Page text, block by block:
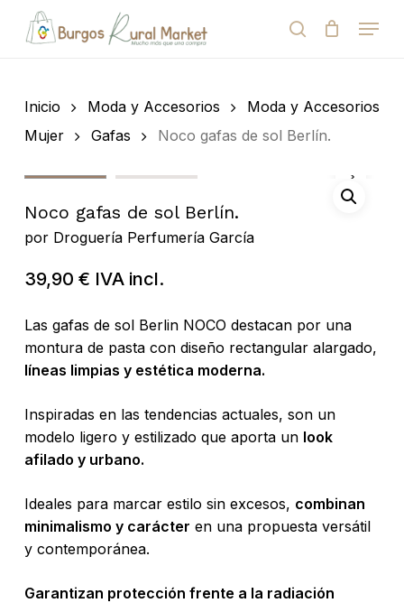
de
search
Menu
Cart
Inicio Moda y Accesorios
Moda y Accesorios
Mujer
Gafas Noco gafas de sol Berlín.
Noco gafas de sol Berlín.
por Droguería Perfumería García
39,90 € IVA incl.
Las gafas de sol Berlin NOCO destacan por una
montura de pasta con diseño rectangular alargado,
líneas limpias y estética moderna.
Inspiradas en las tendencias actuales, son un
modelo ligero y estilizado que aporta un look
afilado y urbano.
Ideales para marcar estilo sin excesos, combinan
minimalismo y carácter en una propuesta versátil
y contemporánea.
Garantizan protección frente a la radiación